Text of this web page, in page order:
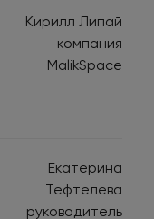
Кирилл Липай
компания
MalikSpace
Екатерина
Тефтелева
руководитель